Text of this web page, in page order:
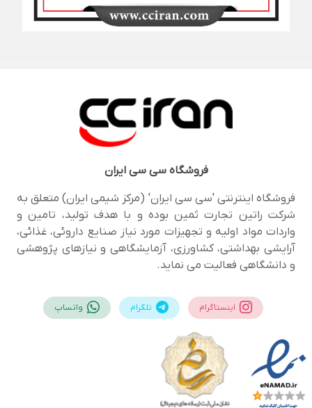
فروشگاهسی سی ایران
فروشگاه اینترنتی 'سی سی ایران' (مرکز شیمی ایران) متعلق به
شرکت راتین تجارت ثمین بوده و با هدف تولید، تامین و
واردات مواد اولیه و تجهیزات مورد نیاز صنایع داروئی، غذائی،
آرایشی بهداشتی، کشاورزی، آزمایشگاهی و نیازهای پژوهشی
و دانشگاهی فعالیت می نماید.
اینستاگرام تلگرام واتساپ